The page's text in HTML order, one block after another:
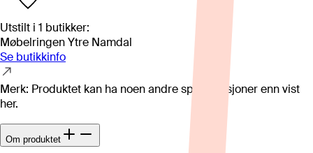
Utstilt i 1 butikker:
Møbelringen Ytre Namdal
Se butikkinfo
Merk: Produktet kan ha noen andre spesifikasjoner enn vist
her.
Om produktet